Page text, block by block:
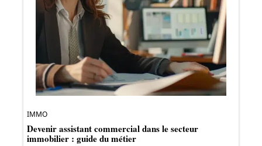
IMMO
Devenir assistant commercial dans le secteur
immobilier : guide du métier